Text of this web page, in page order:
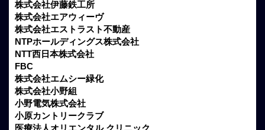
株式会社伊藤鉄工所
株式会社エアウィーヴ
株式会社エストラスト不動産
NTPホールディングス株式会社
NTT西日本株式会社
FBC
株式会社エムシー緑化
株式会社小野組
小野電気株式会社
小原カントリークラブ
医療法人オリエンタル クリニック